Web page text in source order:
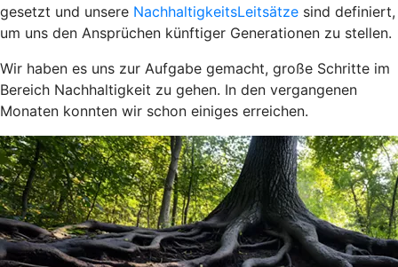
gesetzt und unsere NachhaltigkeitsLeitsätze sind definiert,
um uns den Ansprüchen künftiger Generationen zu stellen.
Wir haben es uns zur Aufgabe gemacht, große Schritte im
Bereich Nachhaltigkeit zu gehen. In den vergangenen
Monaten konnten wir schon einiges erreichen.